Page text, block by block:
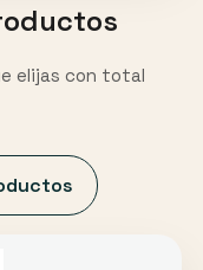
elijas con total